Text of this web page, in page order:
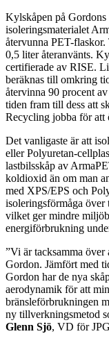
Kylskåpen på
isoleringsmaterialet
återvunna PET-
0,5 liter återanvänts.
certifierade av RISE.
beräknas till omkring
återvinna 90 procent
tiden fram till dess att
Recycling jobba för att
Det vanligaste är att
eller Polyuretan-
lastbilsskåp av
koldioxid än om man
med XPS/EPS och
isoleringsförmåga
vilket ger mindre
energiförbrukning
”Vi är tacksamma över
Gordon. Jämfört med
Gordon har de nya
aerodynamik för att
bränsleförbrukningen
ny tillverkningsmetod
Glenn Sjö, VD för